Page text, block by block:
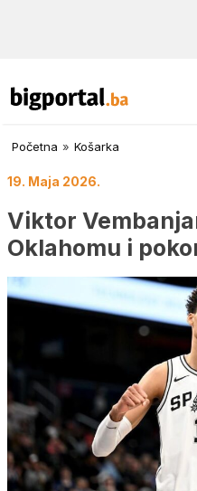
Početna » Košarka
19. Maja 2026.
Viktor
Oklahomu i